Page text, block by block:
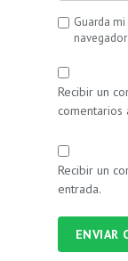
Guarda
Recibir un
comentarios
Recibir un
entrada.
ENVIAR